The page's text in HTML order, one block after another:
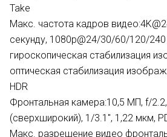
Take
Макс. частота кадров видео:
секунду, 1080p@24/30/60/120/
гироскопическая стабилизация
оптическая стабилизация
HDR
Фронтальная камера:10,5 МП, f/
(сверхширокий), 1/3.1", 1,22 мкм,
Макс. разрешение видео